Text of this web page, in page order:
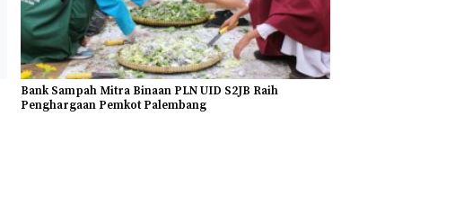
Bank Sampah Mitra Binaan PLN UID S2JB Raih
Penghargaan Pemkot Palembang